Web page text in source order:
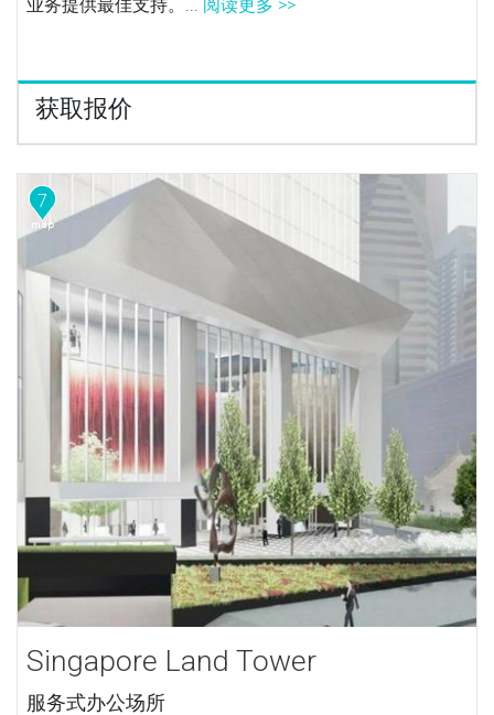
业务提供最佳支持。... 阅读更多 >>
获取报价
7
Singapore Land Tower
服务式办公场所